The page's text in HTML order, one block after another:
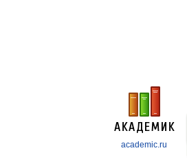
academic.ru